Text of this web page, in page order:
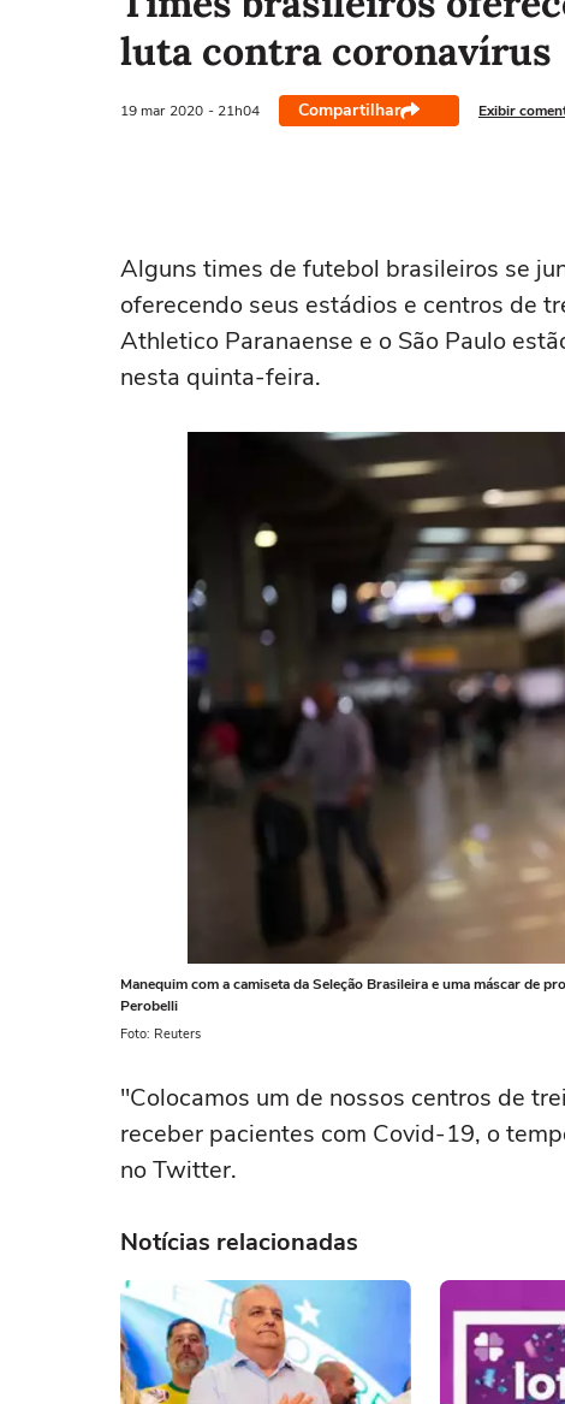
luta contra coronavírus
19 mar 2020 - 21h04 Compartilhar Exibir
Alguns times de futebol brasileiros se
oferecendo seus estádios e centros de
Athletico Paranaense e o São Paulo
nesta quinta-feira.
Manequim com a camiseta da Seleção Brasileira e uma máscar de
Perobelli
Foto: Reuters
"Colocamos um de nossos centros de
receber pacientes com Covid-19, o
no Twitter.
Notícias relacionadas